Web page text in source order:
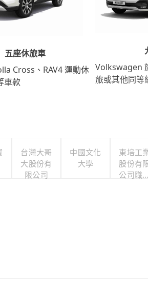
五座休旅車
Cross、RAV4 運動休
車款
Volkswagen
旅或其他同等
台灣大哥
大股份有
限公司
中國文化
大學
東培工
股份有
公司職工